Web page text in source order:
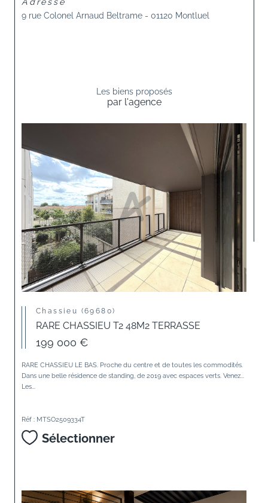
9 rue Colonel Arnaud Beltrame - 01120 Montluel
Les biens proposés
par l'agence
Chassieu (69680)
RARE CHASSIEU T2 48M2 TERRASSE
199 000 €
RARE CHASSIEU LE BAS. Proche du centre et de toutes les commodités.
Dans une belle résidence de standing, de 2019 avec espaces verts. Venez...
Les...
Réf : MTSO2509334T
Sélectionner